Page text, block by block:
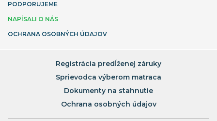
PODPORUJEME
NAPÍSALI O NÁS
OCHRANA OSOBNÝCH ÚDAJOV
Registrácia predĺženej záruky
Sprievodca výberom matraca
Dokumenty na stahnutie
Ochrana osobných údajov